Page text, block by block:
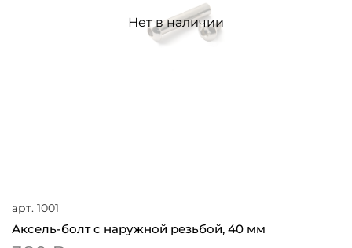
Нет в наличии
арт. 1001
Аксель-болт с наружной резьбой, 40 мм